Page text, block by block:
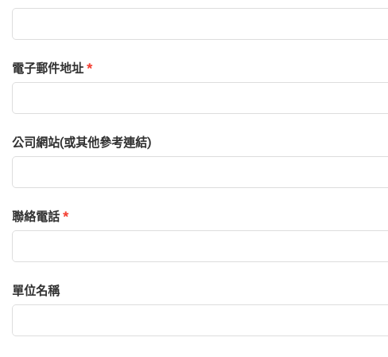
電子郵件地址 *
公司網站(或其他參考連結)
聯絡電話 *
單位名稱